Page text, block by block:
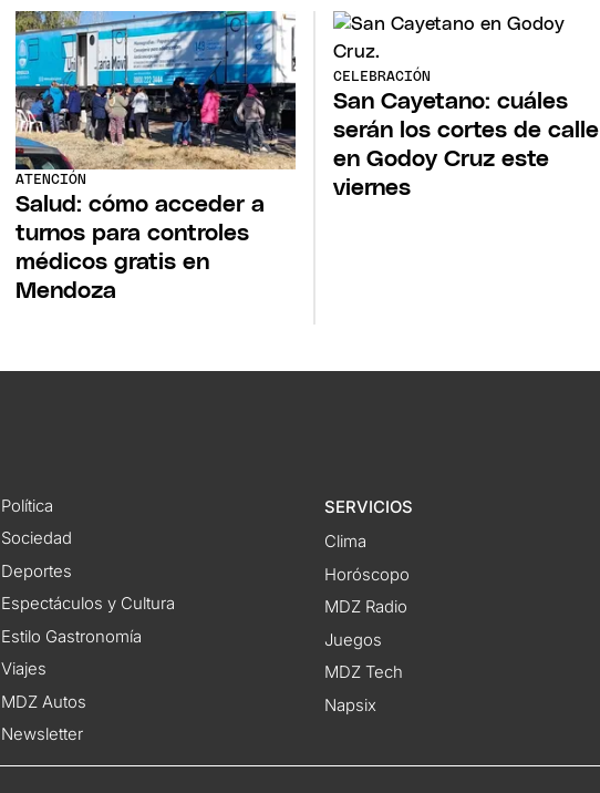
ATENCIÓN
Salud: cómo acceder a
turnos para controles
médicos gratis en
Mendoza
CELEBRACIÓN
San Cayetano: cuáles
serán los cortes de calle
en Godoy Cruz este
viernes
Política
Sociedad
Deportes
Espectáculos y Cultura
Estilo Gastronomía
Viajes
MDZ Autos
Newsletter
SERVICIOS
Clima
Horóscopo
MDZ Radio
Juegos
MDZ Tech
Napsix